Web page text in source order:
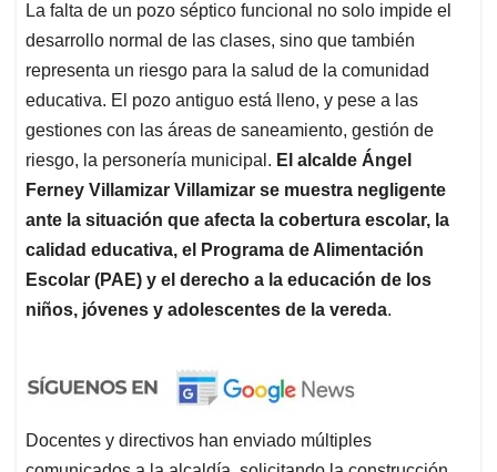
La falta de un pozo séptico funcional no solo impide el
desarrollo normal de las clases, sino que también
representa un riesgo para la salud de la comunidad
educativa. El pozo antiguo está lleno, y pese a las
gestiones con las áreas de saneamiento, gestión de
riesgo, la personería municipal. El alcalde Ángel
Ferney Villamizar Villamizar se muestra negligente
ante la situación que afecta la cobertura escolar, la
calidad educativa, el Programa de Alimentación
Escolar (PAE) y el derecho a la educación de los
niños, jóvenes y adolescentes de la vereda.
Docentes y directivos han enviado múltiples